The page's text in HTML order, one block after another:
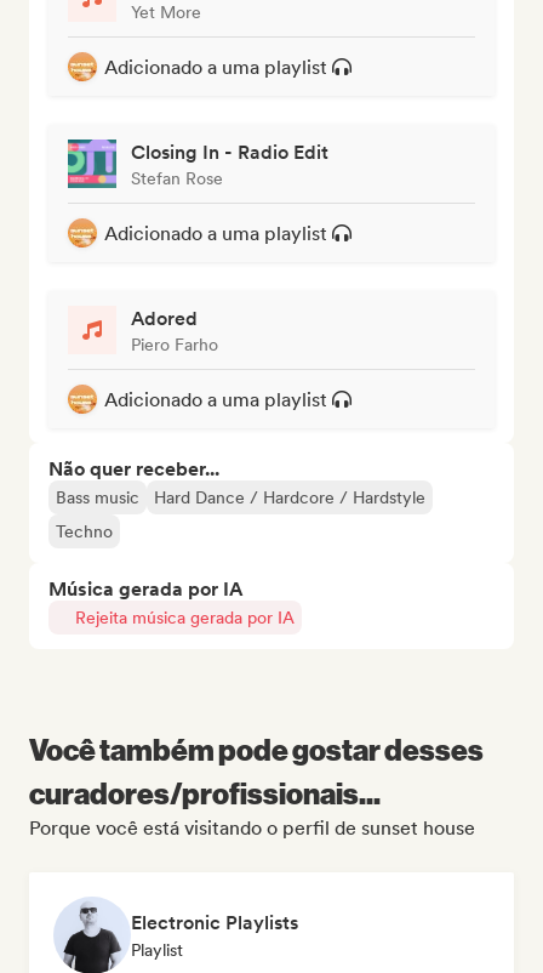
Yet More
Adicionado a uma playlist
Closing In - Radio Edit
Stefan Rose
Adicionado a uma playlist
Adored
Piero Farho
Adicionado a uma playlist
Não quer receber...
Bass music
Hard Dance / Hardcore / Hardstyle
Techno
Música gerada por IA
Rejeita música gerada por IA
Você também pode gostar desses
curadores/profissionais...
Porque você está visitando o perfil de sunset house
Electronic Playlists
Playlist